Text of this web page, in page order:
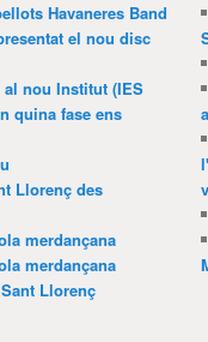
Havaneres Band
el nou disc
nou Institut (IES
quina fase ens
Llorenç des
merdançana
merdançana
Llorenç